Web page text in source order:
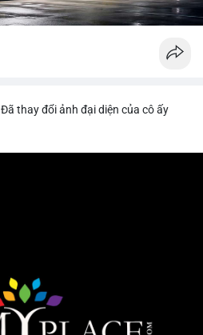
Đã thay đổi ảnh đại diện của cô ấy